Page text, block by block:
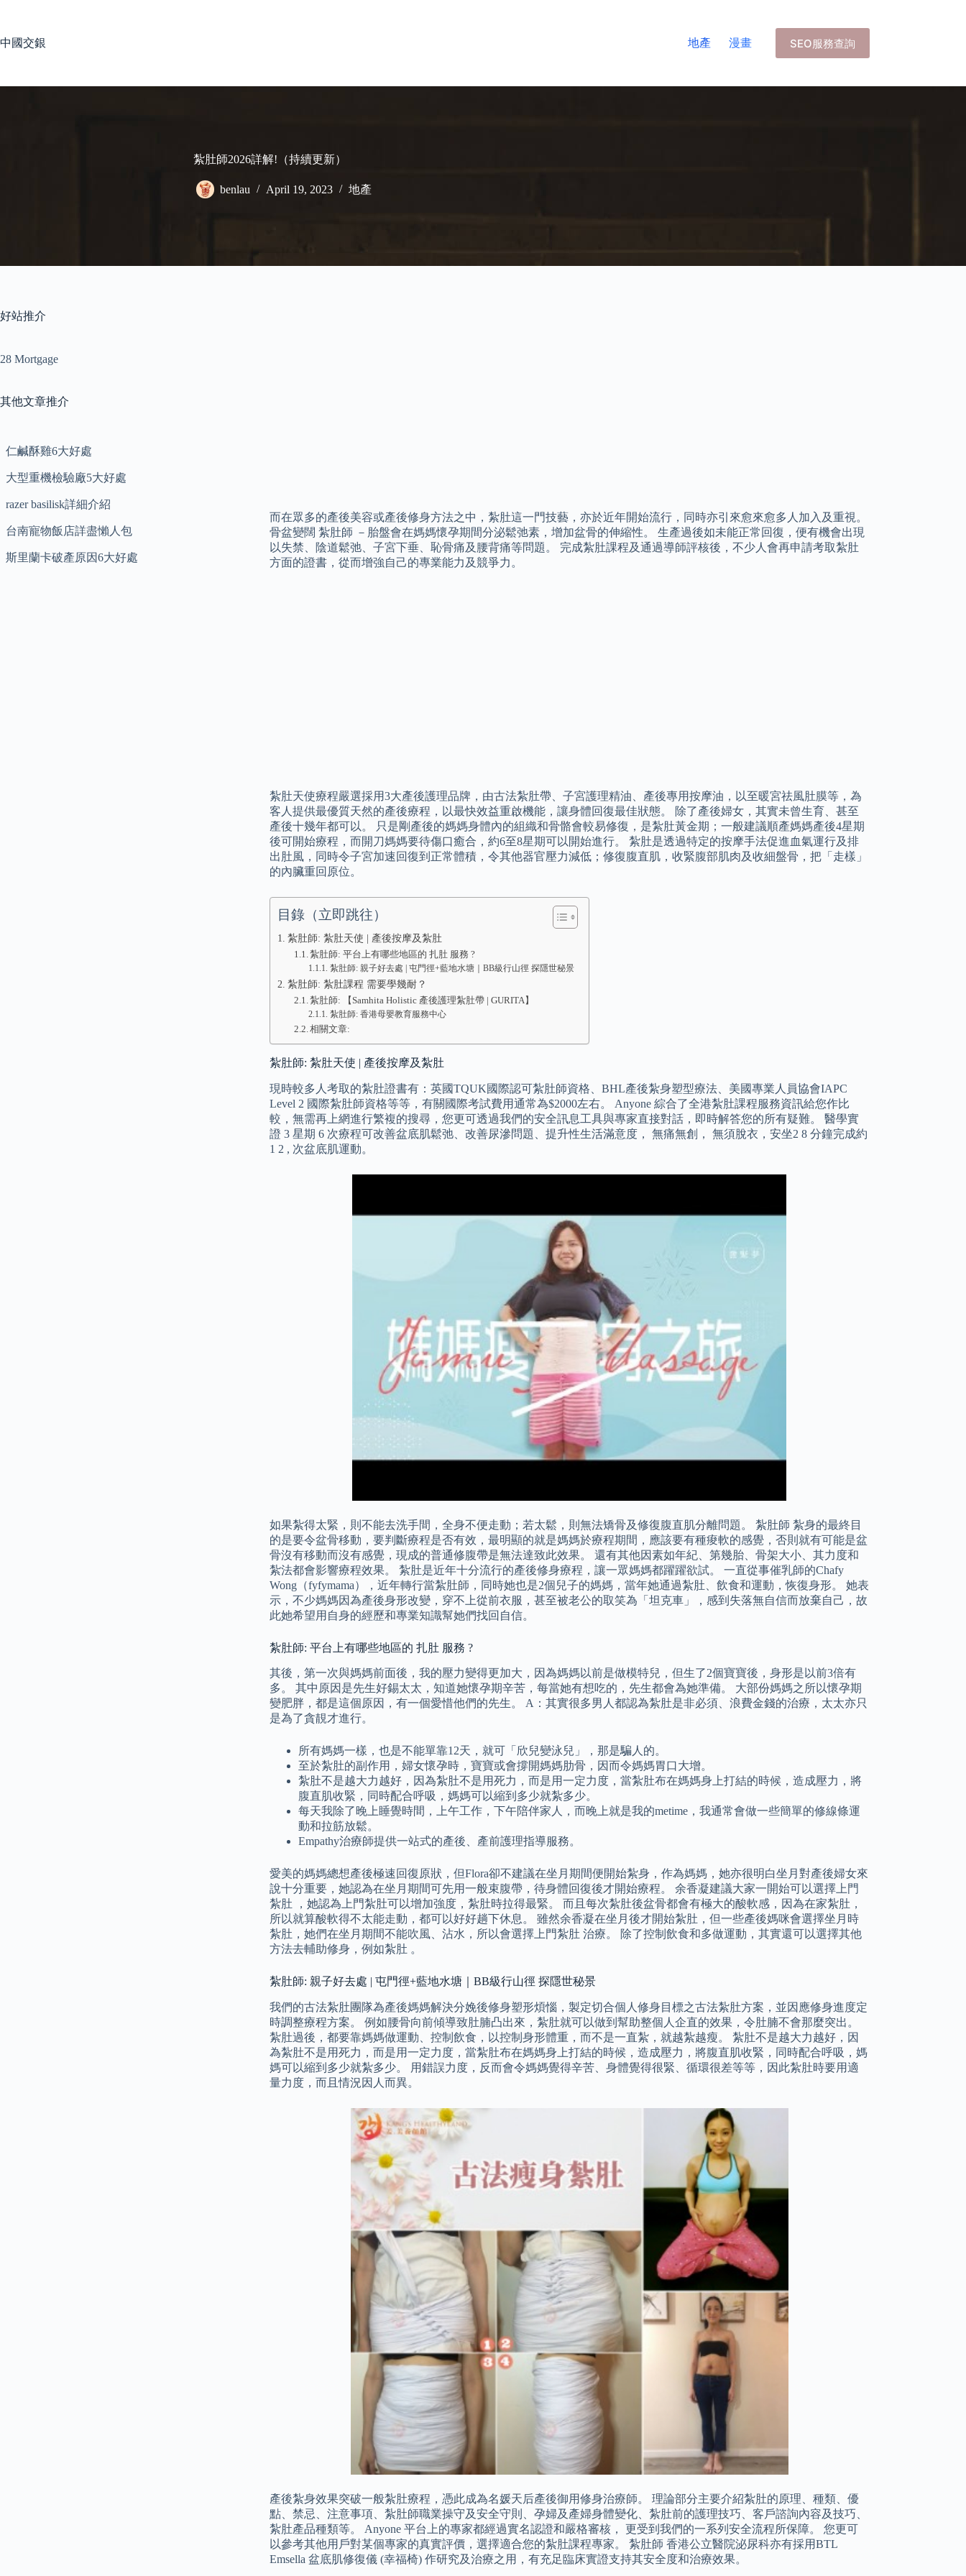
中國交銀
地產 漫畫 SEO服務查詢
紮肚師2026詳解!（持續更新）
benlau April 19, 2023 地產
而在眾多的產後美容或產後修身方法之中，紮肚這一門技藝，亦於近年開始流行，同時亦引來愈來愈多人加入及重視。
骨盆變闊 紮肚師 －胎盤會在媽媽懷孕期間分泌鬆弛素，增加盆骨的伸縮性。 生產過後如未能正常回復，便有機會出現
以失禁、陰道鬆弛、子宮下垂、恥骨痛及腰背痛等問題。 完成紮肚課程及通過導師評核後，不少人會再申請考取紮肚
方面的證書，從而增強自己的專業能力及競爭力。
紮肚天使療程嚴選採用3大產後護理品牌，由古法紮肚帶、子宮護理精油、產後專用按摩油，以至暖宮祛風肚膜等，為
客人提供最優質天然的產後療程，以最快效益重啟機能，讓身體回復最佳狀態。 除了產後婦女，其實未曾生育、甚至
產後十幾年都可以。 只是剛產後的媽媽身體內的組織和骨骼會較易修復，是紮肚黃金期；一般建議順產媽媽產後4星期
後可開始療程，而開刀媽媽要待傷口癒合，約6至8星期可以開始進行。 紮肚是透過特定的按摩手法促進血氣運行及排
出肚風，同時令子宮加速回復到正常體積，令其他器官壓力減低；修復腹直肌，收緊腹部肌肉及收細盤骨，把「走樣」
的內臟重回原位。
目錄（立即跳往）
紮肚師: 紮肚天使 | 產後按摩及紮肚
紮肚師: 平台上有哪些地區的 扎肚 服務 ?
紮肚師: 親子好去處 | 屯門徑+藍地水塘｜BB級行山徑 探隱世秘景
紮肚師: 紮肚課程 需要學幾耐？
紮肚師: 【Samhita Holistic 產後護理紮肚帶 | GURITA】
紮肚師: 香港母嬰教育服務中心
相關文章:
紮肚師: 紮肚天使 | 產後按摩及紮肚
現時較多人考取的紮肚證書有：英國TQUK國際認可紮肚師資格、BHL產後紮身塑型療法、美國專業人員協會IAPC
Level 2 國際紮肚師資格等等，有關國際考試費用通常為$2000左右。 Anyone 綜合了全港紮肚課程服務資訊給您作比
較，無需再上網進行繁複的搜尋，您更可透過我們的安全訊息工具與專家直接對話，即時解答您的所有疑難。 醫學實
證 3 星期 6 次療程可改善盆底肌鬆弛、改善尿滲問題、提升性生活滿意度， 無痛無創， 無須脫衣，安坐2 8 分鐘完成約
1 2 , 次盆底肌運動。
如果紮得太緊，則不能去洗手間，全身不便走動；若太鬆，則無法矯骨及修復腹直肌分離問題。 紮肚師 紮身的最終目
的是要令盆骨移動，要判斷療程是否有效，最明顯的就是媽媽於療程期間，應該要有種痠軟的感覺，否則就有可能是盆
骨沒有移動而沒有感覺，現成的普通修腹帶是無法達致此效果。 還有其他因素如年紀、第幾胎、骨架大小、其力度和
紮法都會影響療程效果。 紮肚是近年十分流行的產後修身療程，讓一眾媽媽都躍躍欲試。 一直從事催乳師的Chafy
Wong（fyfymama），近年轉行當紮肚師，同時她也是2個兒子的媽媽，當年她通過紮肚、飲食和運動，恢復身形。 她表
示，不少媽媽因為產後身形改變，穿不上從前衣服，甚至被老公的取笑為「坦克車」，感到失落無自信而放棄自己，故
此她希望用自身的經歷和專業知識幫她們找回自信。
紮肚師: 平台上有哪些地區的 扎肚 服務 ?
其後，第一次與媽媽前面後，我的壓力變得更加大，因為媽媽以前是做模特兒，但生了2個寶寶後，身形是以前3倍有
多。 其中原因是先生好錫太太，知道她懷孕期辛苦，每當她有想吃的，先生都會為她準備。 大部份媽媽之所以懷孕期
變肥胖，都是這個原因，有一個愛惜他們的先生。 A：其實很多男人都認為紮肚是非必須、浪費金錢的治療，太太亦只
是為了貪靚才進行。
所有媽媽一樣，也是不能單靠12天，就可「欣兒變泳兒」，那是騙人的。
至於紮肚的副作用，婦女懷孕時，寶寶或會撐開媽媽肋骨，因而令媽媽胃口大增。
紮肚不是越大力越好，因為紮肚不是用死力，而是用一定力度，當紮肚布在媽媽身上打結的時候，造成壓力，將
腹直肌收緊，同時配合呼吸，媽媽可以縮到多少就紮多少。
每天我除了晚上睡覺時間，上午工作，下午陪伴家人，而晚上就是我的metime，我通常會做一些簡單的修線條運
動和拉筋放鬆。
Empathy治療師提供一站式的產後、產前護理指導服務。
愛美的媽媽總想產後極速回復原狀，但Flora卻不建議在坐月期間便開始紮身，作為媽媽，她亦很明白坐月對產後婦女來
說十分重要，她認為在坐月期間可先用一般束腹帶，待身體回復後才開始療程。 余香凝建議大家一開始可以選擇上門
紮肚 ，她認為上門紮肚可以增加強度，紮肚時拉得最緊。 而且每次紮肚後盆骨都會有極大的酸軟感，因為在家紮肚，
所以就算酸軟得不太能走動，都可以好好趟下休息。 雖然余香凝在坐月後才開始紮肚，但一些產後媽咪會選擇坐月時
紮肚，她們在坐月期間不能吹風、沾水，所以會選擇上門紮肚 治療。 除了控制飲食和多做運動，其實還可以選擇其他
方法去輔助修身，例如紮肚 。
紮肚師: 親子好去處 | 屯門徑+藍地水塘｜BB級行山徑 探隱世秘景
我們的古法紮肚團隊為產後媽媽解決分娩後修身塑形煩惱，製定切合個人修身目標之古法紮肚方案，並因應修身進度定
時調整療程方案。 例如腰骨向前傾導致肚腩凸出來，紮肚就可以做到幫助整個人企直的效果，令肚腩不會那麼突出。
紮肚過後，都要靠媽媽做運動、控制飲食，以控制身形體重，而不是一直紮，就越紮越瘦。 紮肚不是越大力越好，因
為紮肚不是用死力，而是用一定力度，當紮肚布在媽媽身上打結的時候，造成壓力，將腹直肌收緊，同時配合呼吸，媽
媽可以縮到多少就紮多少。 用錯誤力度，反而會令媽媽覺得辛苦、身體覺得很緊、循環很差等等，因此紮肚時要用適
量力度，而且情況因人而異。
產後紮身效果突破一般紮肚療程，憑此成為名媛天后產後御用修身治療師。 理論部分主要介紹紮肚的原理、種類、優
點、禁忌、注意事項、紮肚師職業操守及安全守則、孕婦及產婦身體變化、紮肚前的護理技巧、客戶諮詢內容及技巧、
紮肚產品種類等。 Anyone 平台上的專家都經過實名認證和嚴格審核， 更受到我們的一系列安全流程所保障。 您更可
以參考其他用戶對某個專家的真實評價，選擇適合您的紮肚課程專家。 紮肚師 香港公立醫院泌尿科亦有採用BTL
Emsella 盆底肌修復儀 (幸福椅) 作研究及治療之用，有充足臨床實證支持其安全度和治療效果。
好站推介
28 Mortgage
其他文章推介
仁鹹酥雞6大好處
大型重機檢驗廠5大好處
razer basilisk詳細介紹
台南寵物飯店詳盡懶人包
斯里蘭卡破產原因6大好處